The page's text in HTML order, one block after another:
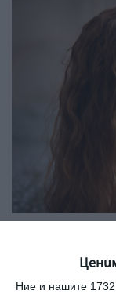
Ние и нашите 1732
Потърсете